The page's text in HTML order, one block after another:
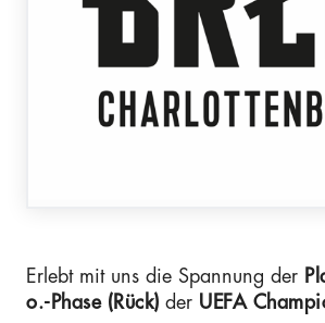
Erlebt mit uns die Spannung der
o.-Phase (Rück) der UEFA